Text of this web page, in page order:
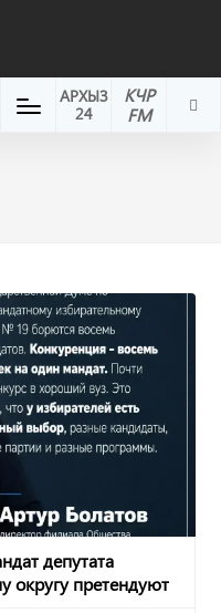
КЧР
FM
АРХЫЗ
24
депутата
округу претендуют